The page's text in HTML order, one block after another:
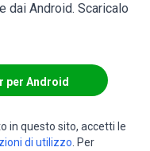
dai Android. Scaricalo
per Android
in questo sito, accetti le
di utilizzo . Per